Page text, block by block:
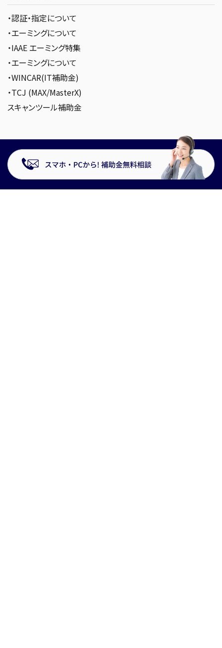
・認証・指定について
・エーミングについて
・IAAE エーミング特集
・エーミングについて
・WINCAR(IT補助金)
・TCJ (MAX/MasterX)
スキャンツール補助金